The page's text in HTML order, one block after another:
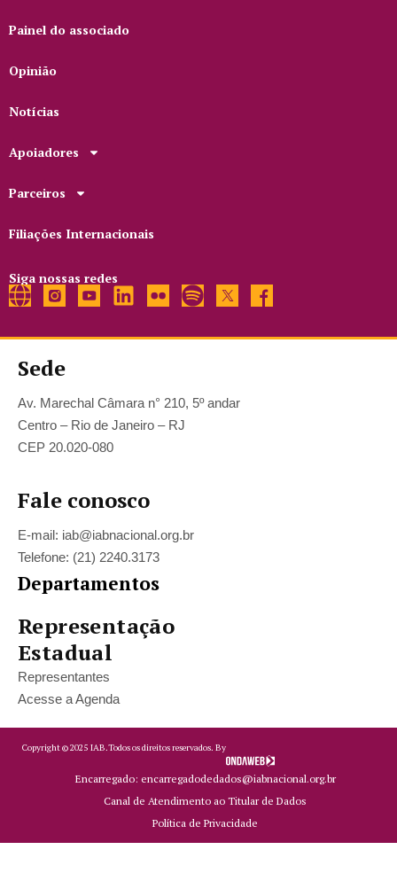
Painel do associado
Opinião
Notícias
Apoiadores
Parceiros
Filiações Internacionais
Siga nossas redes
Sede
Av. Marechal Câmara n° 210, 5º andar
Centro – Rio de Janeiro – RJ
CEP 20.020-080
Fale conosco
E-mail: iab@iabnacional.org.br
Telefone: (21) 2240.3173
Departamentos
Representação
Estadual
Representantes
Acesse a Agenda
Copyright ©2025 IAB.Todos os direitos reservados. By
Encarregado: encarregadodedados@iabnacional.org.br
Canal de Atendimento ao Titular de Dados
Política de Privacidade